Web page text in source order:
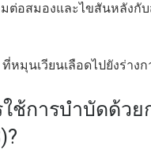
มต่อสมองและไขสันหลังกั
หมุนเวียนเลือดไปยังร่างก
ช้การบำบัดด้วย